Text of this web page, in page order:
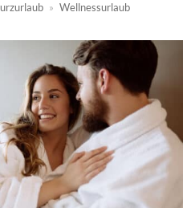
» Wellnessurlaub